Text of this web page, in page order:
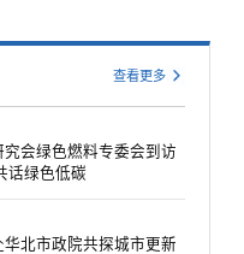
查看更多
究会绿色燃料专委会到访
话绿色低碳
华北市政院共探城市更新